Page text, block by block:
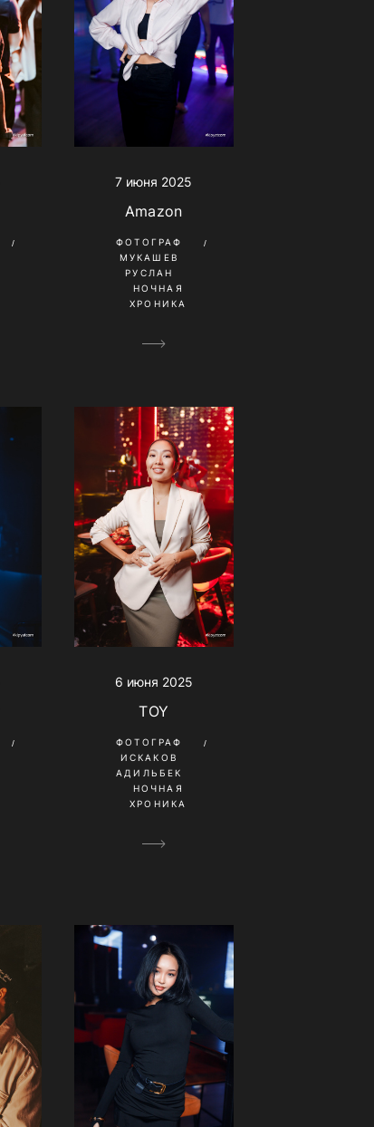
7 июня 2025
Amazon
ФОТОГРАФ
МУКАШЕВ
РУСЛАН
НОЧНАЯ
ХРОНИКА
6 июня 2025
TOY
ФОТОГРАФ
ИСКАКОВ
АДИЛЬБЕК
НОЧНАЯ
ХРОНИКА